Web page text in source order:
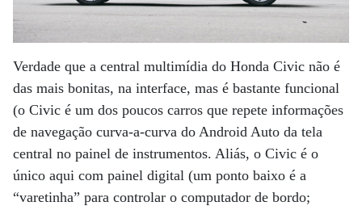
Verdade que a central multimídia do Honda Civic não é
das mais bonitas, na interface, mas é bastante funcional
(o Civic é um dos poucos carros que repete informações
de navegação curva-a-curva do Android Auto da tela
central no painel de instrumentos. Aliás, o Civic é o
único aqui com painel digital (um ponto baixo é a
“varetinha” para controlar o computador de bordo;